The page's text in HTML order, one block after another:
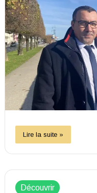
Lire la suite »
Découvrir